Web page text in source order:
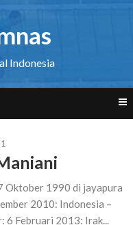
Indonesia
Oktober 1990 di jayapura
2010: Indonesia –
6 Februari 2013: Irak...